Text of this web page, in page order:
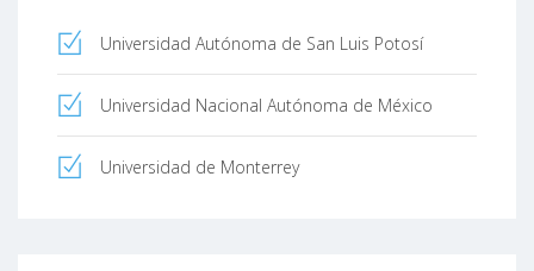
Universidad Autónoma de San Luis Potosí
Universidad Nacional Autónoma de México
Universidad de Monterrey